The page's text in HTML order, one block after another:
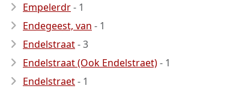
Empelerdr- 1
Endegeest, van - 1
Endelstraat- 3
Endelstraat (Ook Endelstraet)- 1
Endelstraet- 1